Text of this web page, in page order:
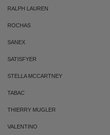
RALPH LAUREN
ROCHAS
SANEX
SATISFYER
STELLA MCCARTNEY
TABAC
THIERRY MUGLER
VALENTINO